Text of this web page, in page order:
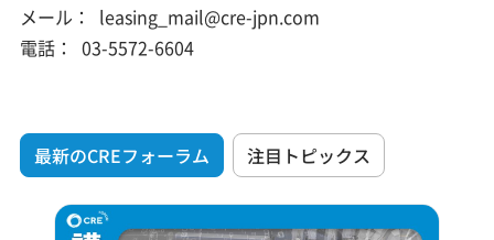
メール：
leasing_mail@cre-jpn.com
電話：
03-5572-6604
最新のCREフォーラム 注目トピックス